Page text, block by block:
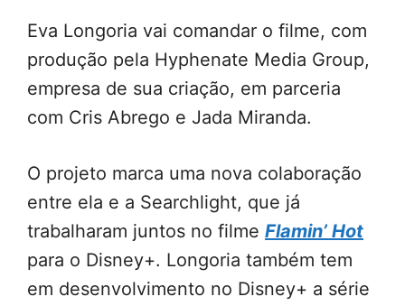
Eva Longoria vai comandar o filme, com
produção pela Hyphenate Media Group,
empresa de sua criação, em parceria
com Cris Abrego e Jada Miranda.
O projeto marca uma nova colaboração
entre ela e a Searchlight, que já
trabalharam juntos no filme Flamin’ Hot
para o Disney+. Longoria também tem
em desenvolvimento no Disney+ a série